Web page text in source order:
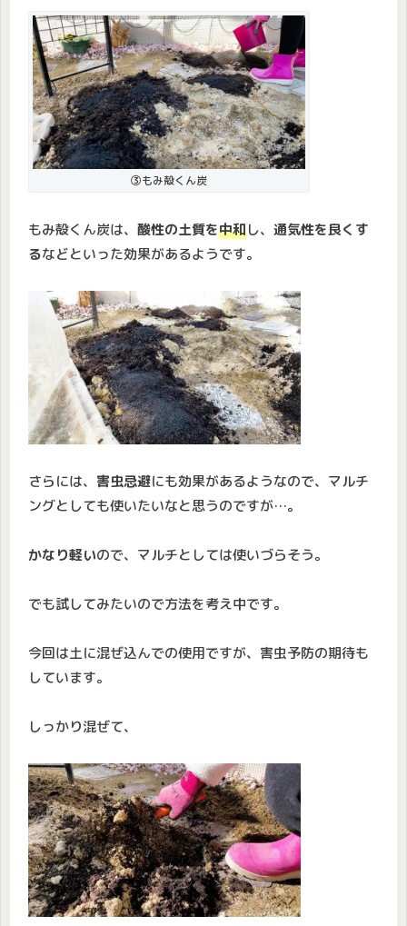
③もみ殻くん炭
もみ殻くん炭は、 酸性の土質を中和し、 通気性を良くす
るなどといった効果があるようです。
さらには、 害虫忌避にも効果があるようなので、マルチ
ングとしても使いたいなと思うのですが…。
かなり軽いので、マルチとしては使いづらそう。
でも試してみたいので方法を考え中です。
今回は土に混ぜ込んでの使用ですが、害虫予防の期待も
しています。
しっかり混ぜて、